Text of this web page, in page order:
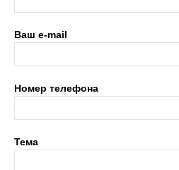
Ваш e-mail
Номер телефона
Тема